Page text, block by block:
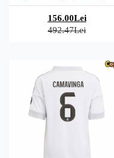
156.00Lei
492.47Lei